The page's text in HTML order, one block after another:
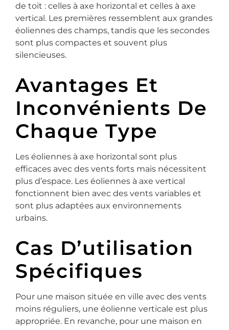
de toit : celles à axe horizontal et celles à axe
vertical. Les premières ressemblent aux grandes
éoliennes des champs, tandis que les secondes
sont plus compactes et souvent plus
silencieuses.
Avantages Et
Inconvénients De
Chaque Type
Les éoliennes à axe horizontal sont plus
efficaces avec des vents forts mais nécessitent
plus d’espace. Les éoliennes à axe vertical
fonctionnent bien avec des vents variables et
sont plus adaptées aux environnements
urbains.
Cas D’utilisation
Spécifiques
Pour une maison située en ville avec des vents
moins réguliers, une éolienne verticale est plus
appropriée. En revanche, pour une maison en